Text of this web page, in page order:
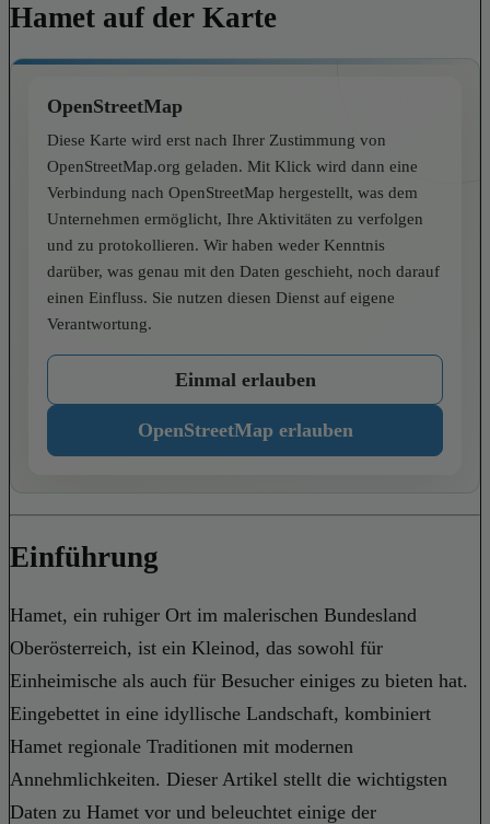
Hamet auf der Karte
OpenStreetMap
Diese Karte wird erst nach Ihrer Zustimmung von
OpenStreetMap.org geladen. Mit Klick wird dann eine
Verbindung nach OpenStreetMap hergestellt, was dem
Unternehmen ermöglicht, Ihre Aktivitäten zu verfolgen
und zu protokollieren. Wir haben weder Kenntnis
darüber, was genau mit den Daten geschieht, noch darauf
einen Einfluss. Sie nutzen diesen Dienst auf eigene
Verantwortung.
Einmal erlauben
OpenStreetMap erlauben
Einführung
Hamet, ein ruhiger Ort im malerischen Bundesland
Oberösterreich, ist ein Kleinod, das sowohl für
Einheimische als auch für Besucher einiges zu bieten hat.
Eingebettet in eine idyllische Landschaft, kombiniert
Hamet regionale Traditionen mit modernen
Annehmlichkeiten. Dieser Artikel stellt die wichtigsten
Daten zu Hamet vor und beleuchtet einige der